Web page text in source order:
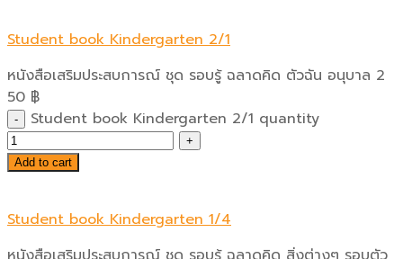
Student book Kindergarten 2/1
หนังสือเสริมประสบการณ์ ชุด รอบรู้ ฉลาดคิด ตัวฉัน อนุบาล 2
50 ฿
Student book Kindergarten 2/1 quantity
Add to cart
Student book Kindergarten 1/4